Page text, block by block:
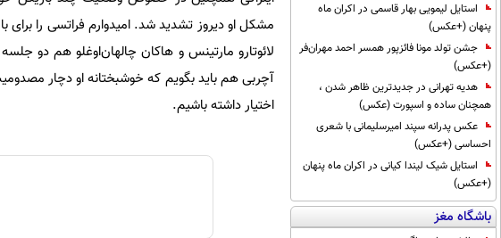
استایل لیمویی بهار قاسمی در اکران ماه
پنهان (+عکس)
جشن تولد مونا فائزپور همسر احمد مهران‌فر
(+عکس)
هدیه تهرانی در جدیدترین ظاهر شدن ،
همچنان ساده و اسپورت (عکس)
عکس پدرانه سپند امیرسلیمانی با شعری
احساسی (+عکس)
استایل شیک لیندا کیانی در اکران ماه پنهان
(+عکس)
باشگاه مغز
مشکل او دیروز تشدید شد. امیدوارم فراتسی را
لائوتارو مارتینس و هاکان چالهان‌اوغلو هم دو
آچربی هم باید بگویم که خوشبختانه او دچار
اختیار داشته باشیم.